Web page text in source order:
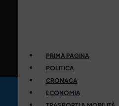
PRIMA PAGINA
POLITICA
CRONACA
ECONOMIA